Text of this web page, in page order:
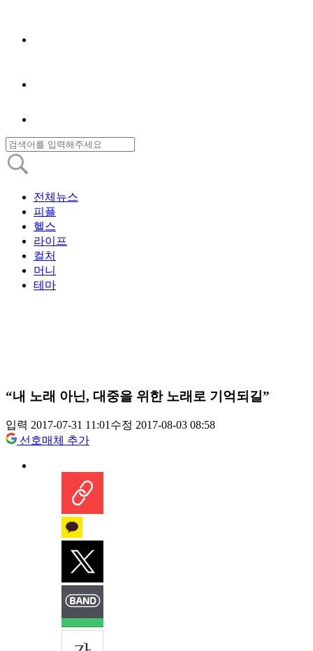
전체뉴스
피플
헬스
라이프
컬처
머니
테마
“내 노래 아닌, 대중을 위한 노래로 기억되길”
입력 2017-07-31 11:01수정 2017-08-03 08:58
선호매체 추가